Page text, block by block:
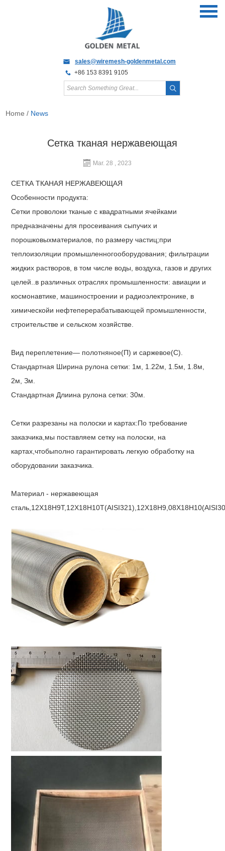
sales@wiremesh-goldenmetal.com
+86 153 8391 9105
Home / News
Сетка тканая нержавеющая
Mar. 28 , 2023
СЕТКА ТКАНАЯ НЕРЖАВЕЮЩАЯ
Особенности продукта:
Сетки проволоки тканые с квадратными ячейками
предназначены для просеивания сыпучих и
порошковыхматериалов, по размеру частиц;при
теплоизоляции промышленногооборудования; фильтрации
жидких растворов, в том числе воды, воздуха, газов и других
целей..в различных отраслях промышленности: авиации и
космонавтике, машиностроении и радиоэлектронике, в
химическойи нефтеперерабатывающей промышленности,
строительстве и сельском хозяйстве.
Вид переплетение— полотняное(П) и саржевое(С).
Стандартная Ширина рулона сетки: 1м, 1.22м, 1.5м, 1.8м,
2м, Зм.
Стандартная Длиина рулона сетки: 30м.
Сетки разрезаны на полоски и картах:По требование
заказчика,мы поставляем сетку на полоски, на
картах,чтобыполно гарантировать легкую обработку на
оборудовании заказчика.
Материал - нержавеющая